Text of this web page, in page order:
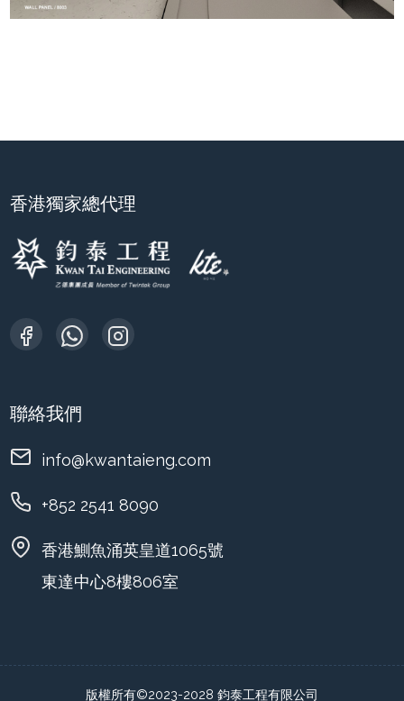
香港獨家總代理
聯絡我們
info@kwantaieng.com
+852 2541 8090
香港鰂魚涌英皇道1065號
東達中心8樓806室
版權所有©2023-2028 鈞泰工程有限公司